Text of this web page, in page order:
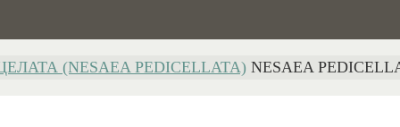
(NESAEA PEDICELLATA) NESAEA